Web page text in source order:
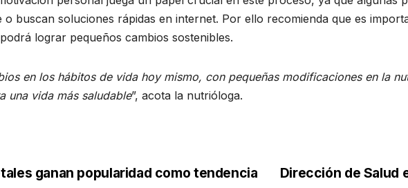
o buscan soluciones rápidas en internet. Por ello recomienda que es
lograr pequeños cambios sostenibles.
en los hábitos de vida hoy mismo, con pequeñas modificaciones en la
una vida más saludable”, acota la nutrióloga.
Dirección de Salud
ganan popularidad como tendencia